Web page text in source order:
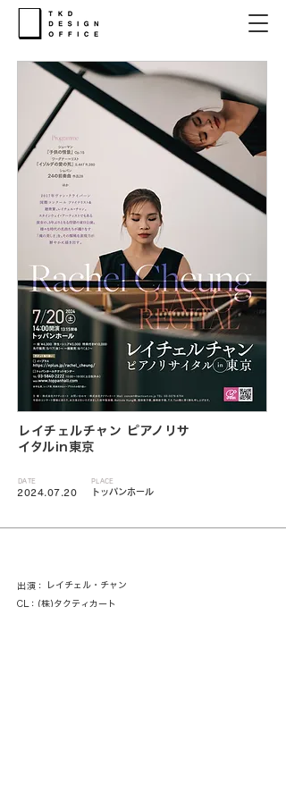
レイチェルチャン ピアノリサ
イタルin東京
DATE PLACE
2024.07.20 トッパンホール
レイチェル・チャン
出演：
CL：(株)タクティカート